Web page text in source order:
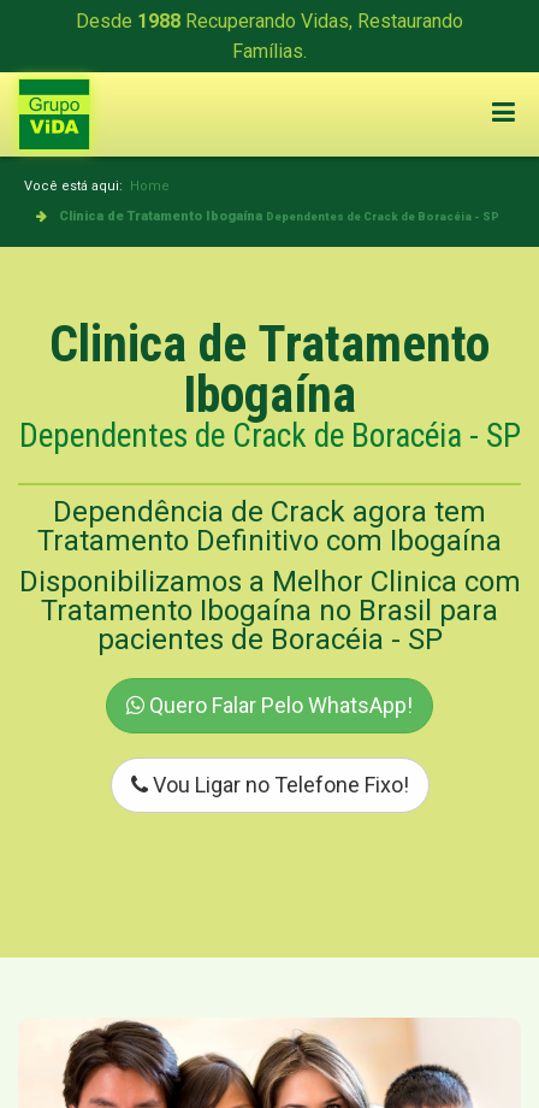
Desde 1988 Recuperando Vidas, Restaurando
Famílias.
Você está aqui: Home
Clinica de Tratamento Ibogaína Dependentes de Crack de Boracéia - SP
Clinica de Tratamento
Ibogaína
Dependentes de Crack de Boracéia - SP
Dependência de Crack agora tem
Tratamento Definitivo com Ibogaína
Disponibilizamos a Melhor Clinica com
Tratamento Ibogaína no Brasil para
pacientes de Boracéia - SP
Quero Falar Pelo WhatsApp!
Vou Ligar no Telefone Fixo!